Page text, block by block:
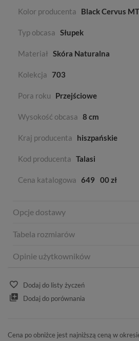
Kolor producenta Black Cervus MT
Typ obcasa Słupek
Materiał Skóra Naturalna
Kolekcja 703
Pora roku Przejściowe
Wysokość obcasa 8 cm
Kraj producenta hiszpańskie
Kod producenta Talasi
Cena katalogowa 649 00 zł
Opcje dostawy
Tabela rozmiarów
Opinie użytkowników
Dodaj do listy życzeń
Dodaj do porównania
Cena po obniżce jest najniższą ceną w